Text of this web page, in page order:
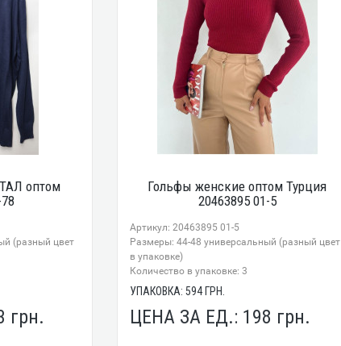
оптом
(разный цвет
грн.
Гольфы женские оптом Турция
20463895 01-5
Артикул: 20463895 01-5
Размеры: 44-48 универсальный (разный цвет
в упаковке)
Количество в упаковке: 3
УПАКОВКА: 594 ГРН.
ЦЕНА ЗА ЕД.: 198 грн.